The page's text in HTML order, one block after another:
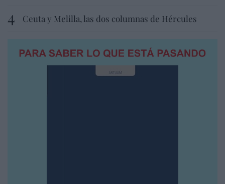
Ceuta y Melilla, las dos columnas de Hércules